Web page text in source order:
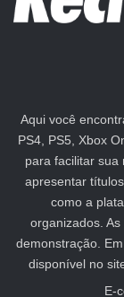
Aqui você
PS4, PS5, Xbox
para facilitar sua
apresentar
como a
organizados.
demonstração.
disponível no
E-